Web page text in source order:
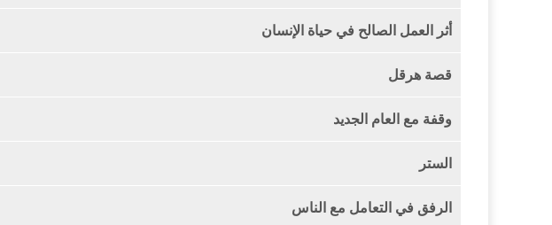
أثر العمل الصالح في حياة الإنسان
قصة هرقل
وقفة مع العام الجديد
الستر
الرفق في التعامل مع الناس